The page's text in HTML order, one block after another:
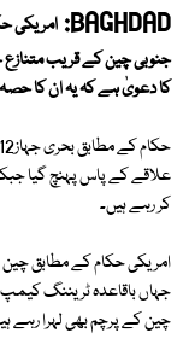
BAGHDAD: امریکی
جنوبی چین کے قریب
کا دعویٰ ہے کہ یہ ان کا
علاقے کے پاس پہنچ گیا جبکہ
کر رہے ہیں۔
امریکی حکام کے مطابق چین
جہاں باقاعدہ ٹریننگ کیمپ
چین کے پرچم بھی لہرا رہے